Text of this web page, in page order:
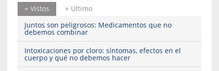
+ Vistos
+ Ultimo
Juntos son peligrosos: Medicamentos que no
debemos combinar
Intoxicaciones por cloro: síntomas, efectos en el
cuerpo y qué no debemos hacer